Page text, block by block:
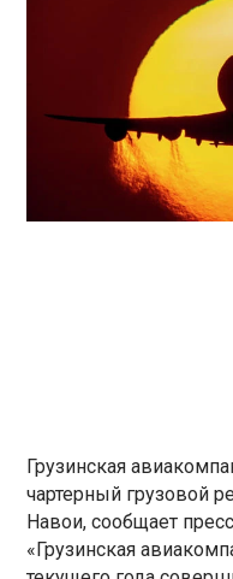
Грузинская
чартерный грузовой
Навои, сообщает
«Грузинская